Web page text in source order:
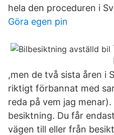
hela den proceduren i
Göra egen pin
,men de två sista åren i
riktigt förbannat med
reda på vem jag
besiktning. Du får
vägen till eller från